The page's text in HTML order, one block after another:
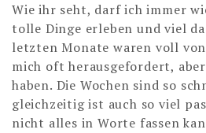
Wie ihr seht, darf ich immer
tolle Dinge erleben und viel
letzten Monate waren voll
mich oft herausgefordert,
haben. Die Wochen sind so
gleichzeitig ist auch so viel
nicht alles in Worte fassen